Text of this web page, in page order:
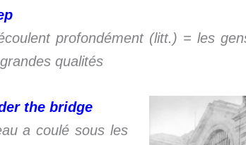
profondément (litt.) = les
qualités
the bridge
a coulé sous les